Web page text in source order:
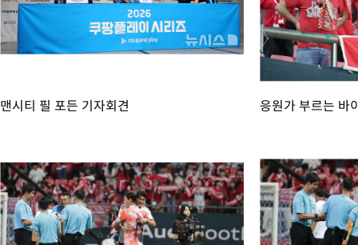
-848초 전 >
[속보] 뉴욕증시, 일제 하락 마감…나스닥 0.06%↓
맨시티 필 포든 기자회견 응원가 부르는 바